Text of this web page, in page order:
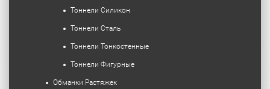
Тоннели Силикон
Тоннели Сталь
Тоннели Тонкостенные
Тоннели Фигурные
Обманки Растяжек